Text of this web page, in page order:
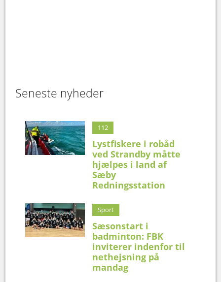
Seneste nyheder
112
Lystfiskere i robåd
ved Strandby måtte
hjælpes i land af
Sæby
Redningsstation
Sport
Sæsonstart i
badminton: FBK
inviterer indenfor til
nethejsning på
mandag